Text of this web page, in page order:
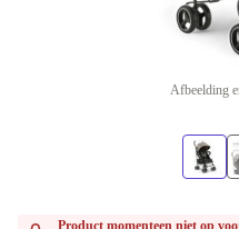
Afbeelding
Product momenteen niet op